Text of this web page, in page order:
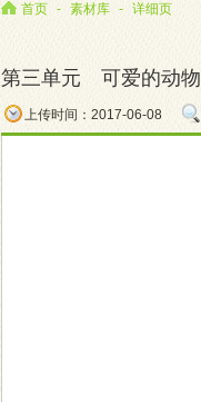
首页 - 素材库 - 详细页
第三单元 可爱的动物
上传时间：2017-06-08